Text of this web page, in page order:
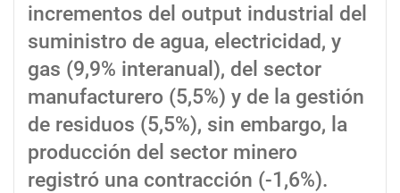
incrementos del output industrial del
suministro de agua, electricidad, y
gas (9,9% interanual), del sector
manufacturero (5,5%) y de la gestión
de residuos (5,5%), sin embargo, la
producción del sector minero
registró una contracción (-1,6%).